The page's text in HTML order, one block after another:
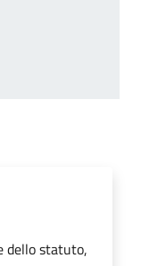
dello statuto,